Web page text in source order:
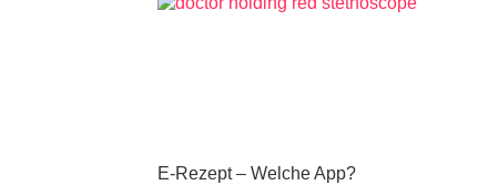
E-Rezept – Welche App?